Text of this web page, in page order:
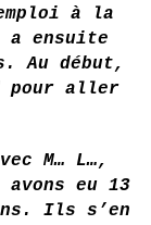
à la
ensuite
Au début,
pour aller
M… L…,
eu 13
Ils s’en